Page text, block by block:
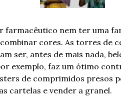
farmacêutico nem ter uma
cores. As torres de
ser, antes de mais nada,
exemplo, faz um ótimo
de comprimidos presos
cartelas e vender a granel.